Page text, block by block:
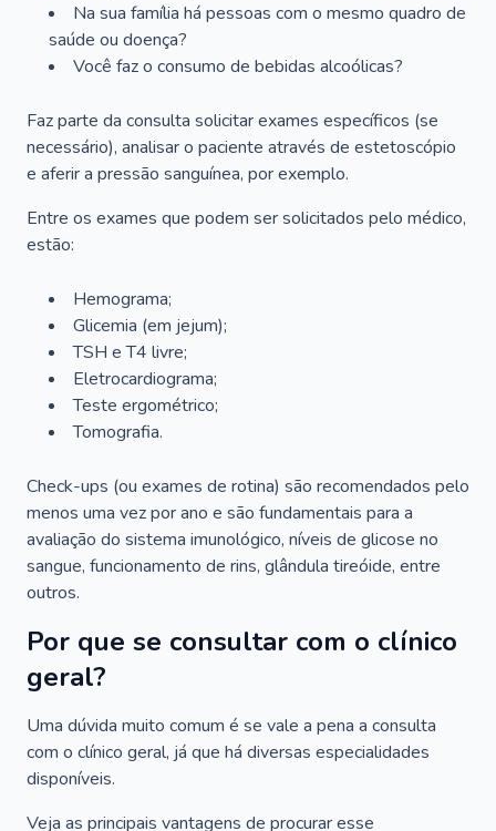
Na sua família há pessoas com o mesmo quadro de
saúde ou doença?
Você faz o consumo de bebidas alcoólicas?
Faz parte da consulta solicitar exames específicos (se
necessário), analisar o paciente através de estetoscópio
e aferir a pressão sanguínea, por exemplo.
Entre os exames que podem ser solicitados pelo médico,
estão:
Hemograma;
Glicemia (em jejum);
TSH e T4 livre;
Eletrocardiograma;
Teste ergométrico;
Tomografia.
Check-ups (ou exames de rotina) são recomendados pelo
menos uma vez por ano e são fundamentais para a
avaliação do sistema imunológico, níveis de glicose no
sangue, funcionamento de rins, glândula tireóide, entre
outros.
Por que se consultar com o clínico
geral?
Uma dúvida muito comum é se vale a pena a consulta
com o clínico geral, já que há diversas especialidades
disponíveis.
Veja as principais vantagens de procurar esse